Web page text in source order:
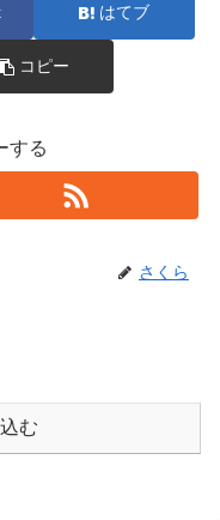
はてブ
コピー
する
さくら
む